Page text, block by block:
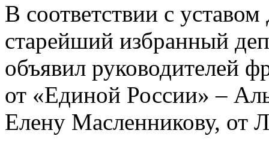
В соответствии с
старейший избранный
объявил руководителей
от «Единой России» –
Елену Масленникову,